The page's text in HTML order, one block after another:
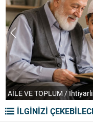
AİLE VE TOPLUM /
İLGİNİZİ